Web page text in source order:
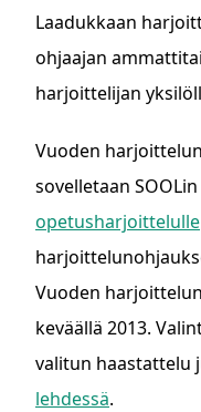
Laadukkaan
ohjaajan
harjoittelijan
Vuoden
sovelletaan SOOLin
opetusharjoittelulle
Vuoden
keväällä 2013.
valitun haastattelu
lehdessä.